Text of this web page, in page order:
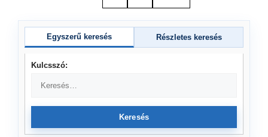
Egyszerű keresés Részletes keresés
Kulcsszó:
Keresés